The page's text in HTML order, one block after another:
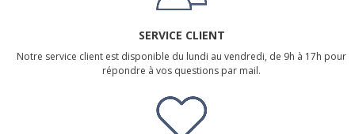
SERVICE CLIENT
Notre service client est disponible du lundi au vendredi, de 9h à 17h pour
répondre à vos questions par mail.